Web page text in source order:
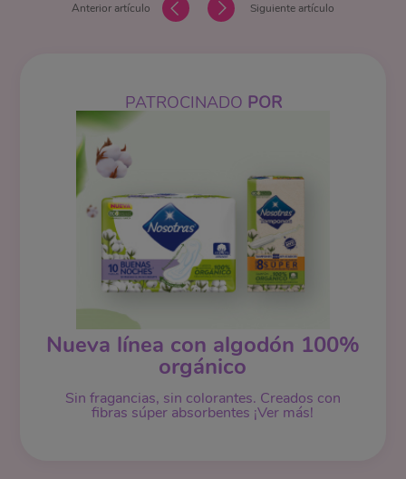
Anterior artículo Siguiente artículo
PATROCINADO POR
Nueva línea con algodón 100%
orgánico
Sin fragancias, sin colorantes. Creados con
fibras súper absorbentes ¡Ver más!